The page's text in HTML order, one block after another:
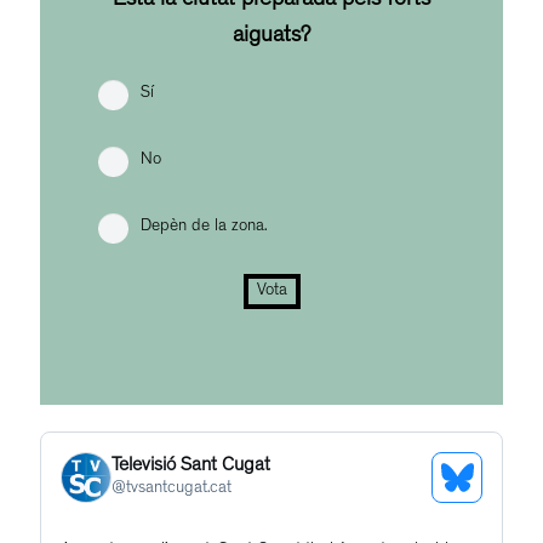
aiguats?
Sí
No
Depèn de la zona.
Vota
Televisió Sant Cugat
@tvsantcugat.cat
See